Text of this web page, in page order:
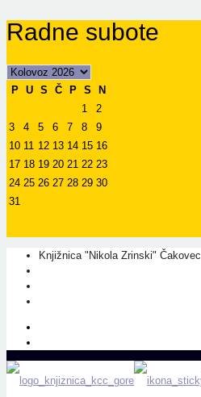
Radne subote
P U S Č P S
N
1
2
3
4 5 6 7 8
9
10 11 12 13 14 15 16
17 18 19 20 21 22 23
24 25 26 27 28 29 30
31
Knjižnica "Nikola Zrinski" Čakovec